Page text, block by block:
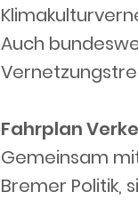
Auch
Fahrplan
Gemeinsam
Bremer Politik,